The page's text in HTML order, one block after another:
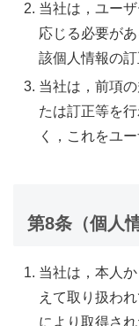
当社は，ユー
応じる必要が
該個人情報の
当社は，前項
たは訂正等を
く，これをユ
第8条（個人
当社は，本人
えて取り扱わ
により取得さ